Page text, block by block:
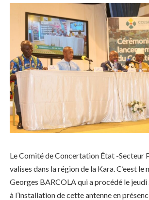
Le Comité de Concertation État -Secteur
valises dans la région de la Kara. C’eest le
Georges BARCOLA qui a procédé le
à l’installation de cette antenne en